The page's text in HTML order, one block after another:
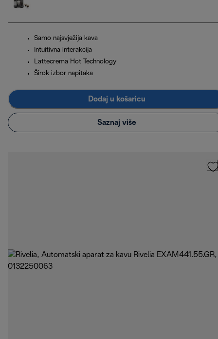
Samo najsvježija kava
Intuitivna interakcija
Lattecrema Hot Technology
Širok izbor napitaka
Dodaj u košaricu
Saznaj više